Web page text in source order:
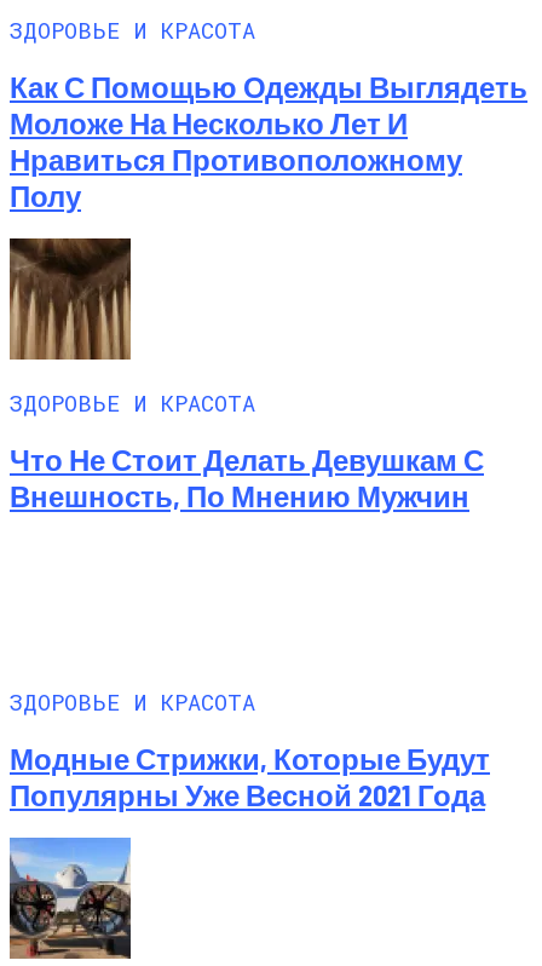
ЗДОРОВЬЕ И КРАСОТА
Как С Помощью Одежды Выглядеть
Моложе На Несколько Лет И
Нравиться Противоположному
Полу
ЗДОРОВЬЕ И КРАСОТА
Что Не Стоит Делать Девушкам С
Внешность, По Мнению Мужчин
ЗДОРОВЬЕ И КРАСОТА
Модные Стрижки, Которые Будут
Популярны Уже Весной 2021 Года